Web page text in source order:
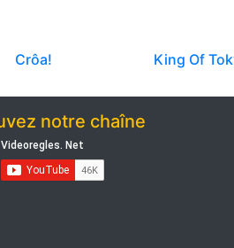
Crôa! King Of
notre chaîne